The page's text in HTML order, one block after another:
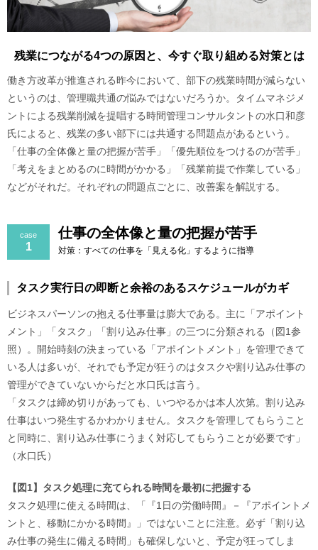
残業につながる4つの原因と、今すぐ取り組める対策とは
働き方改革が推進される昨今において、部下の残業時間が減らない
というのは、管理職共通の悩みではないだろうか。タイムマネジメ
ントによる残業削減を提唱する時間管理コンサルタントの水口和彦
氏によると、残業の多い部下には共通する問題点があるという。
「仕事の全体像と量の把握が苦手」「優先順位をつけるのが苦手」
「考えをまとめるのに時間がかかる」「残業前提で作業している」
などがそれだ。それぞれの問題点ごとに、改善案を解説する。
case
1
仕事の全体像と量の把握が苦手
対策：すべての仕事を「見える化」するように指導
タスク実行日の即断と余裕のあるスケジュールがカギ
ビジネスパーソンの抱える仕事量は膨大である。主に「アポイント
メント」「タスク」「割り込み仕事」の三つに分類される（図1参
照）。開始時刻の決まっている「アポイントメント」を管理できて
いる人は多いが、それでも予定が狂うのはタスクや割り込み仕事の
管理ができていないからだと水口氏は言う。
「タスクは締め切りがあっても、いつやるかは本人次第。割り込み
仕事はいつ発生するかわかりません。タスクを管理してもらうこと
と同時に、割り込み仕事にうまく対応してもらうことが必要です」
（水口氏）
【図1】タスク処理に充てられる時間を最初に把握する
タスク処理に使える時間は、「『1日の労働時間』－『アポイントメ
ントと、移動にかかる時間』」ではないことに注意。必ず「割り込
み仕事の発生に備える時間」も確保しないと、予定が狂ってしま